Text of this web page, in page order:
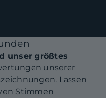
unser größtes
unserer
Lassen
Stimmen